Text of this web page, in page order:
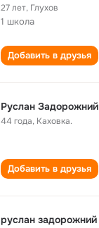
27 лет, Глухов
1 школа
Добавить в друзья
Руслан Задорожний
44 года, Каховка.
Добавить в друзья
руслан задорожний